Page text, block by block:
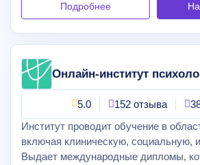
Подробнее
Онлайн-институт
5.0 152 отзыва
Институт проводит обучение в
включая клиническую, социальную,
Выдает международные дипломы,